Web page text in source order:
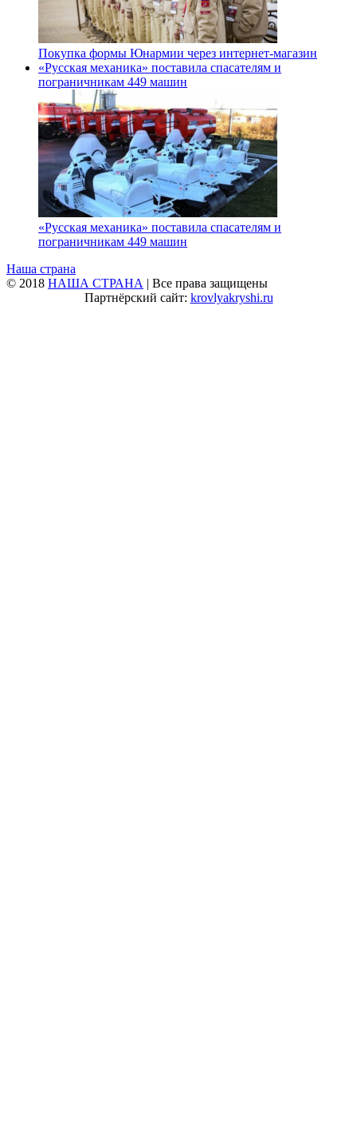
Покупка формы Юнармии через интернет-магазин
«Русская механика» поставила спасателям и
пограничникам 449 машин
«Русская механика» поставила спасателям и
пограничникам 449 машин
Наша страна
© 2018 НАША СТРАНА | Все права защищены
Партнёрский сайт: krovlyakryshi.ru